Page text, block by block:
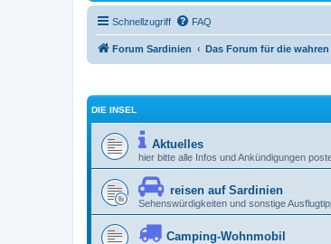
Schnellzugriff FAQ
Forum Sardinien Das Forum für die
DIE INSEL
Aktuelles
hier bitte alle Infos und Ankündigungen
reisen auf Sardinien
Sehenswürdigkeiten und sonstige
Camping-Wohnmobil